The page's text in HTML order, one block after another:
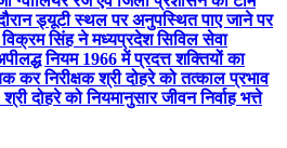
दौरान ड्यूटी स्थल पर अनुपस्थित पाए जाने पर
सिंह ने मध्यप्रदेश सिविल सेवा
नियम 1966 में प्रदत्त शक्तियों का
कर निरीक्षक श्री दोहरे को तत्काल प्रभाव
दोहरे को नियमानुसार जीवन निर्वाह भत्ते